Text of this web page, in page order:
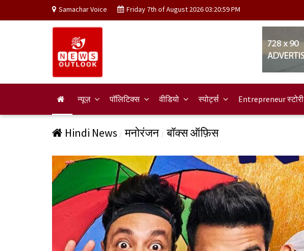
Samachar Voice Friday 7th of August 2026 03:20:59 PM
न्यूज़ पॉलिटिक्स वीडियो स्पोर्ट्स Entrepreneur स्टोरी
Hindi News मनोरंजन बॉक्स ऑफ़िस